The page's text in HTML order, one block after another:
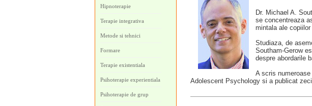
Hipnoterapie
Terapie integrativa
Metode si tehnici
Formare
Terapie existentiala
Psihoterapie experientiala
Psihoterapie de grup
Dr. Michael A.
se concentreaza
mintala ale
Studiaza, de
Southam-Gerow
despre abordarile
A scris
Adolescent Psychology si a publicat